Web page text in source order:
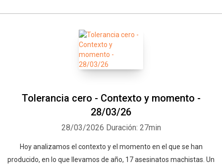
Tolerancia cero - Contexto y momento -
28/03/26
28/03/2026 Duración: 27min
Hoy analizamos el contexto y el momento en el que se han
producido, en lo que llevamos de año, 17 asesinatos machistas. Un